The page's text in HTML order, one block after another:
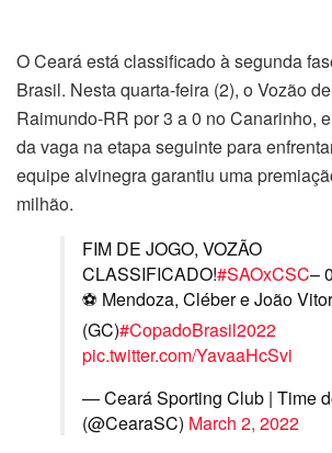
O Ceará está classificado à segunda
Brasil. Nesta quarta-feira (2), o Vozão
Raimundo-RR por 3 a 0 no Canarinho,
da vaga na etapa seguinte para
equipe alvinegra garantiu uma
milhão.
FIM DE JOGO, VOZÃO
CLASSIFICADO!#SAOxCSC–
⚽️ Mendoza, Cléber e João Vitor
(GC)#CopadoBrasil2022
pic.twitter.com/YavaaHcSvi
— Ceará Sporting Club | Time
(@CearaSC) March 2, 2022